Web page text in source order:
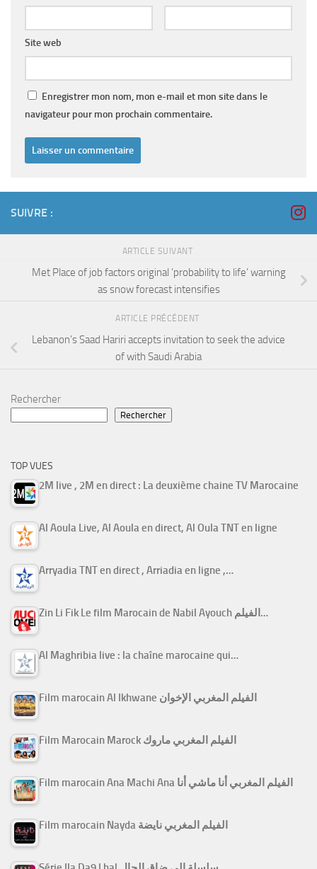
Site web
Enregistrer mon nom, mon e-mail et mon site dans le
navigateur pour mon prochain commentaire.
SUIVRE :
ARTICLE SUIVANT
Met Place of job factors original ‘probability to life’ warning
as snow forecast intensifies
ARTICLE PRÉCÉDENT
Lebanon’s Saad Hariri accepts invitation to seek the advice
of with Saudi Arabia
Rechercher
Rechercher
TOP VUES
2M live , 2M en direct : La deuxième chaine TV Marocaine
Al Aoula Live, Al Aoula en direct, Al Oula TNT en ligne
Arryadia TNT en direct , Arriadia en ligne ,…
Zin Li Fik Le film Marocain de Nabil Ayouch الفيلم…
Al Maghribia live : la chaîne marocaine qui…
Film marocain Al Ikhwane الفيلم المغربي الإخوان
Film Marocain Marock الفيلم المغربي ماروك
Film marocain Ana Machi Ana الفيلم المغربي أنا ماشي أنا
Film marocain Nayda الفيلم المغربي نايضة